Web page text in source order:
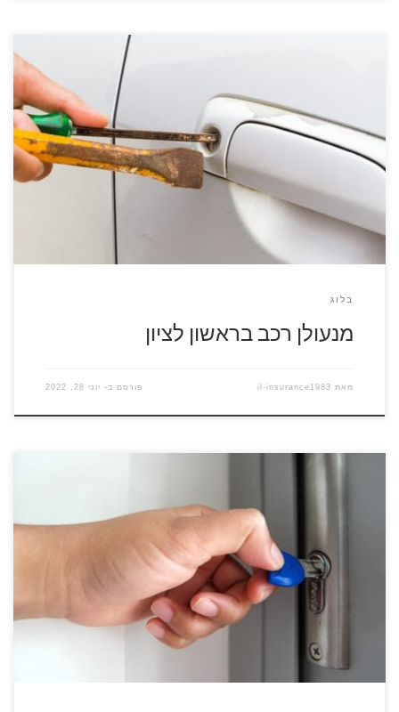
להזמנת מנעולן התקשרו עכשיו 077-8047155 מנעולן רכב ראשון
לציון הוא מנעולן העוסק בשלושה תחומים עיקריים, בפריצת רכבים,
בשחזור מפתחות ובהתקנת מפתחות חדשים לרכב. מנעולן רכב הוא
בעל מקצוע ייחודי. הוא חייב להכיר את המערכות והמנגנונים
החדשים של נעילת הרכבים, הוא יודע לתקן ולהחליף כל מנעול והוא
מודע לאחריות הרבה המוטלת […]
בלוג
מנעולן רכב בראשון לציון
מאת il-insurance1983 פורסם ב- יוני 28, 2022
להזמנת מנעולן התקשרו עכשיו 077-8047155 נתקעתם עם מנעול
תקול? לא מוצאים את המפתח? על מנת לפתור את הבעיה
במהירות אתם צריכים לפנות אל שירותי מנעולן מקצועי זמין
ואיכותי – לצאת מהסבך במהירות. אף אחד לא מאחל לעצמו להיות
בסיטואציה הזו. לעמוד מול הדלת של הבית שלך ולא להיות מסוגל
לפתוח […]